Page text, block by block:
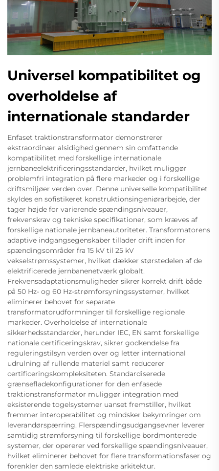
Universel kompatibilitet og
overholdelse af
internationale standarder
Enfaset traktionstransformator demonstrerer
ekstraordinær alsidighed gennem sin omfattende
kompatibilitet med forskellige internationale
jernbaneelektrificeringsstandarder, hvilket muliggør
problemfri integration på flere markeder og i forskellige
driftsmiljøer verden over. Denne universelle kompatibilitet
skyldes en sofistikeret konstruktionsingeniørarbejde, der
tager højde for varierende spændingsniveauer,
frekvenskrav og tekniske specifikationer, som kræves af
forskellige nationale jernbaneautoriteter. Transformatorens
adaptive indgangsegenskaber tillader drift inden for
spændingsområder fra 15 kV til 25 kV
vekselstrømssystemer, hvilket dækker størstedelen af de
elektrificerede jernbanenetværk globalt.
Frekvensadaptationsmuligheder sikrer korrekt drift både
på 50 Hz- og 60 Hz-strømforsyningssystemer, hvilket
eliminerer behovet for separate
transformatorudformninger til forskellige regionale
markeder. Overholdelse af internationale
sikkerhedsstandarder, herunder IEC, EN samt forskellige
nationale certificeringskrav, sikrer godkendelse fra
reguleringstilsyn verden over og letter international
udrulning af rullende materiel samt reducerer
certificeringskompleksiteten. Standardiserede
grænsefladekonfigurationer for den enfasede
traktionstransformator muliggør integration med
eksisterende togelsystemer uanset fremstiller, hvilket
fremmer interoperabilitet og mindsker bekymringer om
leverandørspærring. Flerspændingsudgangsevner leverer
samtidig strømforsyning til forskellige bordmonterede
systemer, der opererer ved forskellige spændingsniveauer,
hvilket eliminerer behovet for flere transformationsfaser og
forenkler den samlede elektriske arkitektur.